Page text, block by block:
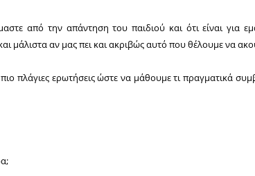
από την απάντηση του παιδιού και ότι είναι για
μάλιστα αν μας πει και ακριβώς αυτό που θέλουμε να
πλάγιες ερωτήσεις ώστε να μάθουμε τι πραγματικά